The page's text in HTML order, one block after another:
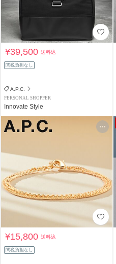
¥39,500送料込
関税負担なし
A.P.C.
PERSONAL SHOPPER
Innovate Style
¥15,800送料込
関税負担なし